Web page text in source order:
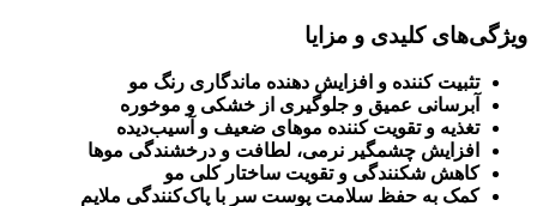
ویژگی‌های کلیدی و مزایا
تثبیت کننده و افزایش دهنده ماندگاری رنگ مو
آبرسانی عمیق و جلوگیری از خشکی و موخوره
تغذیه و تقویت کننده موهای ضعیف و آسیب‌دیده
افزایش چشمگیر نرمی، لطافت و درخشندگی موها
کاهش شکنندگی و تقویت ساختار کلی مو
کمک به حفظ سلامت پوست سر با پاک‌کنندگی ملایم